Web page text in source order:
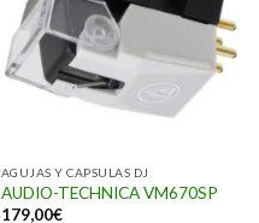
AGUJAS Y CAPSULAS DJ
AUDIO-TECHNICA VM670SP
179,00€